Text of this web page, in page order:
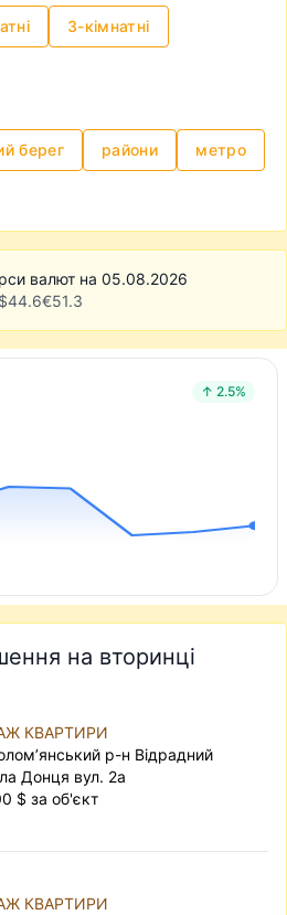
власник, перевірити
на квартиру,
із власником та
бути доволі клопітким
3-кімнатні
берег райони метро
валют на 05.08.2026
$44.6€51.3
↑ 2.5%
на вторинці
КВАРТИРИ
р-н Відрадний
Донця вул. 2а
$ за об'єкт
КВАРТИРИ